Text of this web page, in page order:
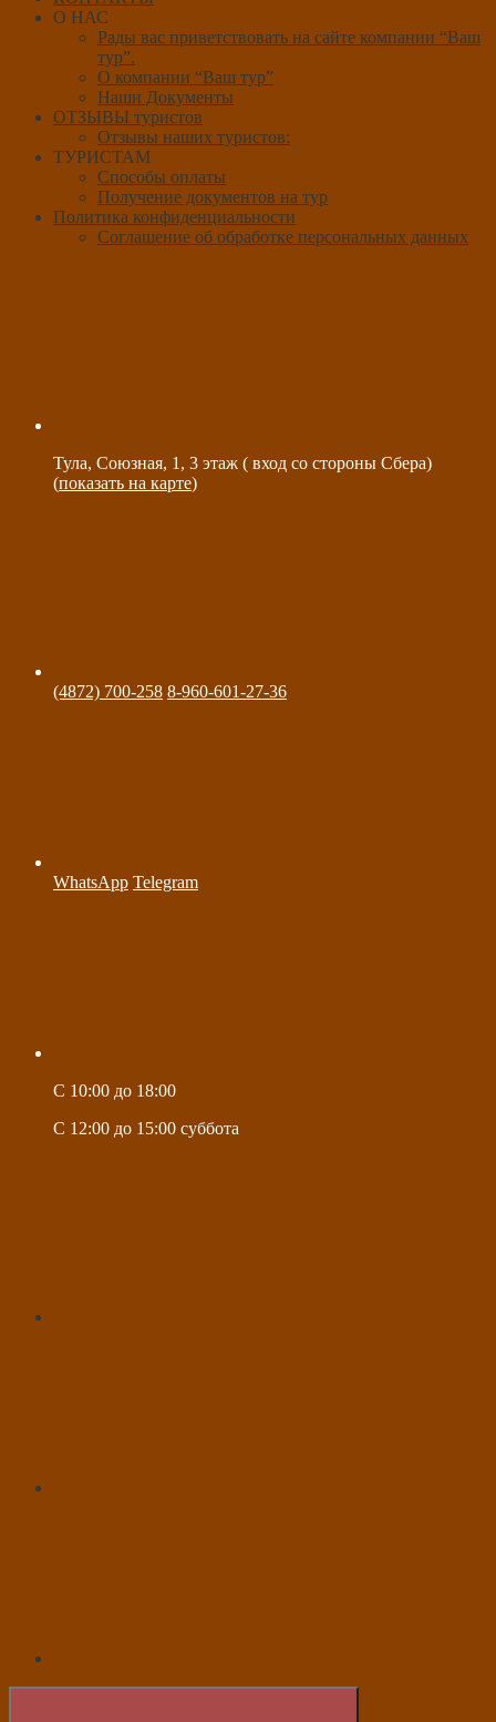
О НАС
Рады вас приветствовать на сайте компании “Ваш
тур”.
О компании “Ваш тур”
Наши Документы
ОТЗЫВЫ туристов
Отзывы наших туристов:
ТУРИСТАМ
Способы оплаты
Получение документов на тур
Политика конфиденциальности
Соглашение об обработке персональных данных
Тула, Союзная, 1, 3 этаж ( вход со стороны Сбера)
(показать на карте)
(4872) 700-258 8-960-601-27-36
WhatsApp Telegram
C 10:00 до 18:00
C 12:00 до 15:00 суббота